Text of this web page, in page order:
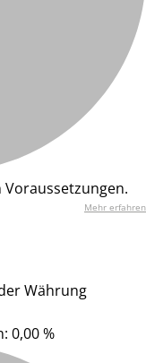
Mehr erfahren
Währung
0,00 %